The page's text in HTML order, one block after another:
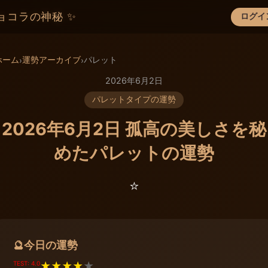
コラの神秘 ✨ ログイ
×
ーム›運勢アーカイブ›パレット
2026年6月2日
パレットタイプの運勢
2026年6月2日 孤高の美しさを秘
めたパレットの運勢
⭐️
🔮今日の運勢
TEST: 4.0